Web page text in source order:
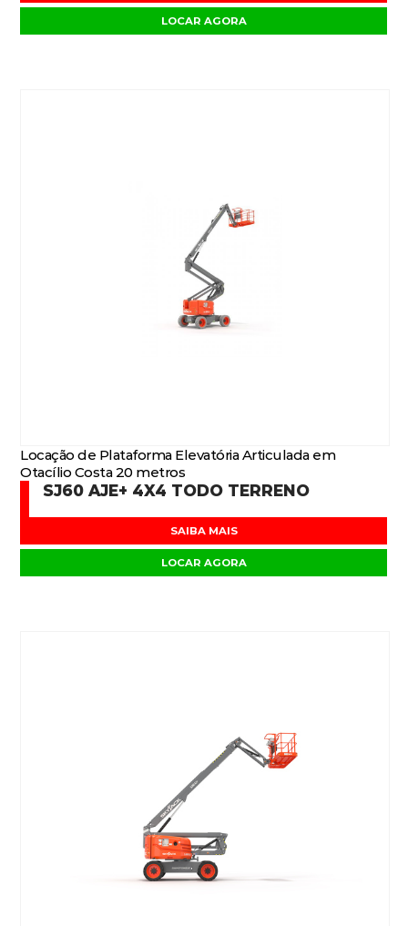
LOCAR AGORA
Locação de Plataforma Elevatória Articulada em
Otacílio Costa 20 metros
SJ60 AJE+ 4X4 TODO TERRENO
SAIBA MAIS
LOCAR AGORA